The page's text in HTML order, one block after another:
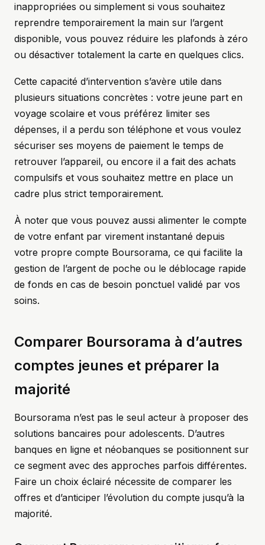
inappropriées ou simplement si vous souhaitez
reprendre temporairement la main sur l’argent
disponible, vous pouvez réduire les plafonds à zéro
ou désactiver totalement la carte en quelques clics.
Cette capacité d’intervention s’avère utile dans
plusieurs situations concrètes : votre jeune part en
voyage scolaire et vous préférez limiter ses
dépenses, il a perdu son téléphone et vous voulez
sécuriser ses moyens de paiement le temps de
retrouver l’appareil, ou encore il a fait des achats
compulsifs et vous souhaitez mettre en place un
cadre plus strict temporairement.
À noter que vous pouvez aussi alimenter le compte
de votre enfant par virement instantané depuis
votre propre compte Boursorama, ce qui facilite la
gestion de l’argent de poche ou le déblocage rapide
de fonds en cas de besoin ponctuel validé par vos
soins.
Comparer Boursorama à d’autres
comptes jeunes et préparer la
majorité
Boursorama n’est pas le seul acteur à proposer des
solutions bancaires pour adolescents. D’autres
banques en ligne et néobanques se positionnent sur
ce segment avec des approches parfois différentes.
Faire un choix éclairé nécessite de comparer les
offres et d’anticiper l’évolution du compte jusqu’à la
majorité.